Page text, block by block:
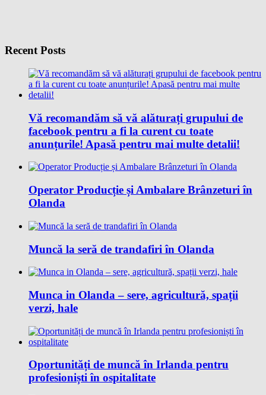
Recent Posts
Vă recomandăm să vă alăturați grupului de
facebook pentru a fi la curent cu toate
anunțurile! Apasă pentru mai multe detalii!
Operator Producție și Ambalare Brânzeturi în
Olanda
Muncă la seră de trandafiri în Olanda
Munca in Olanda – sere, agricultură, spații
verzi, hale
Oportunități de muncă în Irlanda pentru
profesioniști în ospitalitate